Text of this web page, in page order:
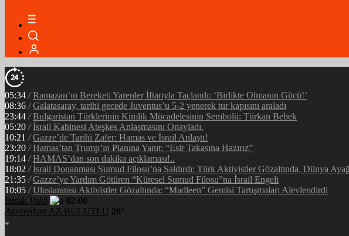
05:34 / Ramazan’ın Bereketi Yarenler İftarıyla Taçlandı: ‘Birlikte Olmanın Gücü!’
08:36 / Galatasaray, tarihi gecede Juventus’u 5-2 yenerek tur kapısını araladı
23:44 / Bulgaristan Türklerinin Kimlik Mücadelesinin Sembolü: Türkan Bebek
05:20 / İsrail Kabinesi Ateşkes Anlaşmasını Onayladı.
10:21 / Gazze’de Tarihi Zafer: Hamas ve İsrail Anlaştı!
23:20 / Hamas’tan Trump’ın Planına Yanıt: “Esir Takasına Hazırız”
19:14 / HAMAS’dan son dakika açıklaması!..
18:02 / İsrail Donanması Sumud Filosu’na Saldırdı: Türk Aktivistler Gözaltında, Dünya
21:35 / Gazze’ye Yardım Götüren “Küresel Sumud Filosu”na İsrail Engeli
10:05 / Uluslararası Aktivistler Gözaltında: “Madleen” Gemisi Tartışmaları Alevlendirdi
İmsak Vakti
02:00
Amsterdam AZ BULUTLU 26°